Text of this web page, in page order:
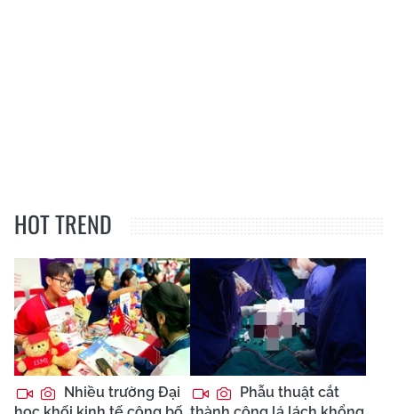
HOT TREND
Nhiều trường Đại
Phẫu thuật cắt